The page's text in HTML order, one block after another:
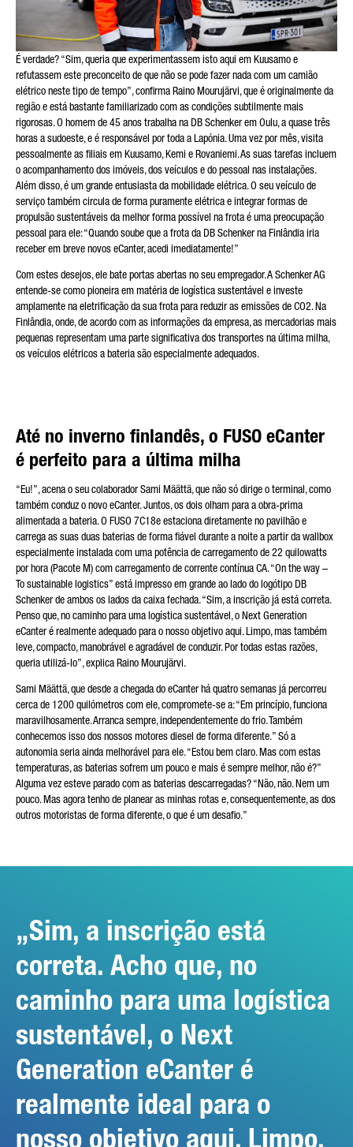
informações detalhadas sobre os seus direitos, podem ser
encontrados online nas informações sobre protecção de
Friendly Captcha
É verdade? “Sim, queria que experimentassem isto aqui em Kuusamo e
refutassem este preconceito de que não se pode fazer nada com um camião
elétrico neste tipo de tempo”, confirma Raino Mourujärvi, que é originalmente da
região e está bastante familiarizado com as condições subtilmente mais
rigorosas. O homem de 45 anos trabalha na DB Schenker em Oulu, a quase três
horas a sudoeste, e é responsável por toda a Lapónia. Uma vez por mês, visita
pessoalmente as filiais em Kuusamo, Kemi e Rovaniemi. As suas tarefas incluem
o acompanhamento dos imóveis, dos veículos e do pessoal nas instalações.
Além disso, é um grande entusiasta da mobilidade elétrica. O seu veículo de
serviço também circula de forma puramente elétrica e integrar formas de
propulsão sustentáveis da melhor forma possível na frota é uma preocupação
pessoal para ele: “Quando soube que a frota da DB Schenker na Finlândia iria
receber em breve novos eCanter, acedi imediatamente!”
Com estes desejos, ele bate portas abertas no seu empregador. A Schenker AG
entende-se como pioneira em matéria de logística sustentável e investe
amplamente na eletrificação da sua frota para reduzir as emissões de CO2. Na
Finlândia, onde, de acordo com as informações da empresa, as mercadorias mais
pequenas representam uma parte significativa dos transportes na última milha,
os veículos elétricos a bateria são especialmente adequados.
Até no inverno finlandês, o FUSO eCanter
é perfeito para a última milha
“Eu!”, acena o seu colaborador Sami Määttä, que não só dirige o terminal, como
também conduz o novo eCanter. Juntos, os dois olham para a obra-prima
alimentada a bateria. O FUSO 7C18e estaciona diretamente no pavilhão e
carrega as suas duas baterias de forma fiável durante a noite a partir da wallbox
especialmente instalada com uma potência de carregamento de 22 quilowatts
por hora (Pacote M) com carregamento de corrente contínua CA. “On the way –
To sustainable logistics” está impresso em grande ao lado do logótipo DB
Schenker de ambos os lados da caixa fechada. “Sim, a inscrição já está correta.
Penso que, no caminho para uma logística sustentável, o Next Generation
eCanter é realmente adequado para o nosso objetivo aqui. Limpo, mas também
leve, compacto, manobrável e agradável de conduzir. Por todas estas razões,
queria utilizá-lo”, explica Raino Mourujärvi.
Sami Määttä, que desde a chegada do eCanter há quatro semanas já percorreu
cerca de 1200 quilómetros com ele, compromete-se a: “Em princípio, funciona
maravilhosamente. Arranca sempre, independentemente do frio. Também
conhecemos isso dos nossos motores diesel de forma diferente.” Só a
autonomia seria ainda melhorável para ele. “Estou bem claro. Mas com estas
temperaturas, as baterias sofrem um pouco e mais é sempre melhor, não é?”
Alguma vez esteve parado com as baterias descarregadas? “Não, não. Nem um
pouco. Mas agora tenho de planear as minhas rotas e, consequentemente, as dos
outros motoristas de forma diferente, o que é um desafio.”
Sim, a inscrição está
correta. Acho que, no
caminho para uma logística
sustentável, o Next
Generation eCanter é
realmente ideal para o
nosso objetivo aqui. Limpo,